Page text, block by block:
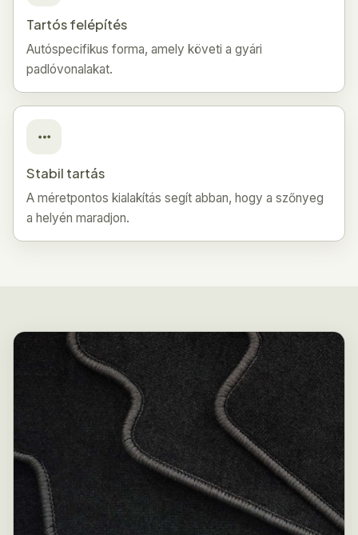
Tartós felépítés
Autóspecifikus forma, amely követi a gyári
padlóvonalakat.
Stabil tartás
A méretpontos kialakítás segít abban, hogy a szőnyeg
a helyén maradjon.